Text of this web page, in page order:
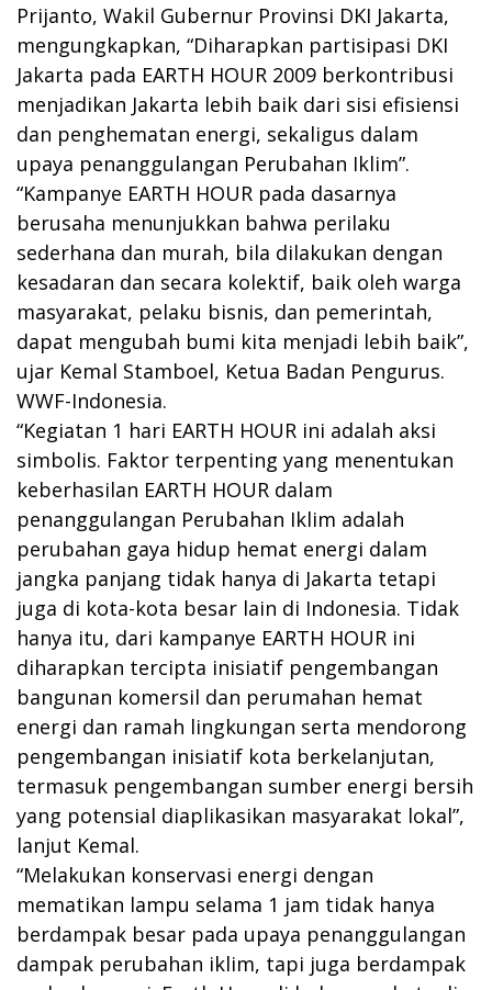
Prijanto, Wakil Gubernur Provinsi DKI Jakarta,
mengungkapkan, “Diharapkan partisipasi DKI
Jakarta pada EARTH HOUR 2009 berkontribusi
menjadikan Jakarta lebih baik dari sisi efisiensi
dan penghematan energi, sekaligus dalam
upaya penanggulangan Perubahan Iklim”.
“Kampanye EARTH HOUR pada dasarnya
berusaha menunjukkan bahwa perilaku
sederhana dan murah, bila dilakukan dengan
kesadaran dan secara kolektif, baik oleh warga
masyarakat, pelaku bisnis, dan pemerintah,
dapat mengubah bumi kita menjadi lebih baik”,
ujar Kemal Stamboel, Ketua Badan Pengurus.
WWF-Indonesia.
“Kegiatan 1 hari EARTH HOUR ini adalah aksi
simbolis. Faktor terpenting yang menentukan
keberhasilan EARTH HOUR dalam
penanggulangan Perubahan Iklim adalah
perubahan gaya hidup hemat energi dalam
jangka panjang tidak hanya di Jakarta tetapi
juga di kota-kota besar lain di Indonesia. Tidak
hanya itu, dari kampanye EARTH HOUR ini
diharapkan tercipta inisiatif pengembangan
bangunan komersil dan perumahan hemat
energi dan ramah lingkungan serta mendorong
pengembangan inisiatif kota berkelanjutan,
termasuk pengembangan sumber energi bersih
yang potensial diaplikasikan masyarakat lokal”,
lanjut Kemal.
“Melakukan konservasi energi dengan
mematikan lampu selama 1 jam tidak hanya
berdampak besar pada upaya penanggulangan
dampak perubahan iklim, tapi juga berdampak